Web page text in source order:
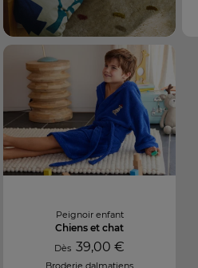
Peignoir enfant
Chiens et chat
Dès39,00 €
Broderie dalmatiens